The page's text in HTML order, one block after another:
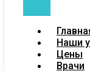
Наши
Цены
Врачи